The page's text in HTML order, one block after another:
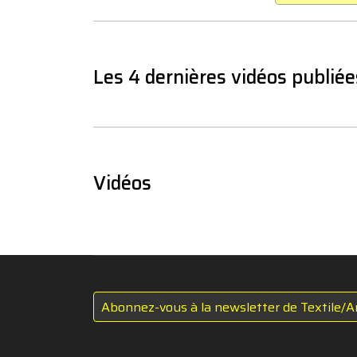
Les 4 dernières vidéos
Vidéos
Abonnez-vous à la newsletter de Textile/